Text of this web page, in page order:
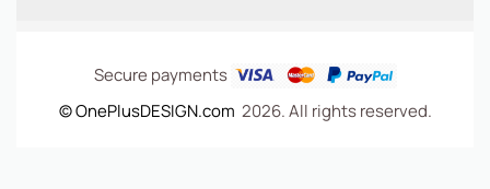
Secure payments
© OnePlusDESIGN.com 2026. All rights reserved.